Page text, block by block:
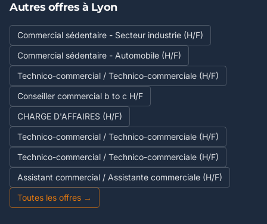
Autres offres à Lyon
Commercial sédentaire - Secteur industrie (H/F)
Commercial sédentaire - Automobile (H/F)
Technico-commercial / Technico-commerciale (H/F)
Conseiller commercial b to c H/F
CHARGE D'AFFAIRES (H/F)
Technico-commercial / Technico-commerciale (H/F)
Technico-commercial / Technico-commerciale (H/F)
Assistant commercial / Assistante commerciale (H/F)
Toutes les offres →